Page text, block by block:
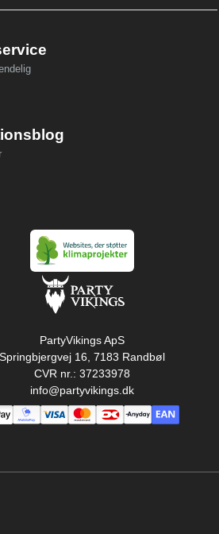
PartyVikings ApS
Springbjergvej 16, 7183 Randbøl
CVR nr.: 37233978
info@partyvikings.dk